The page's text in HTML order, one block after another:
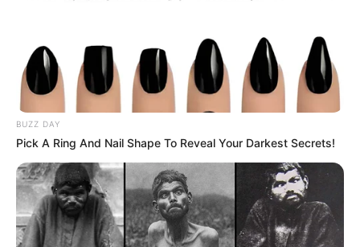
BUZZ DAY
Pick A Ring And Nail Shape To Reveal Your Darkest Secrets!